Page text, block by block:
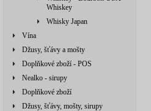
Whiskey
Whisky Japan
Vína
Džusy, šťávy a mošty
Doplňkové zboží - POS
Nealko - sirupy
Doplňkové zboží
Džusy, šťávy, mošty, sirupy